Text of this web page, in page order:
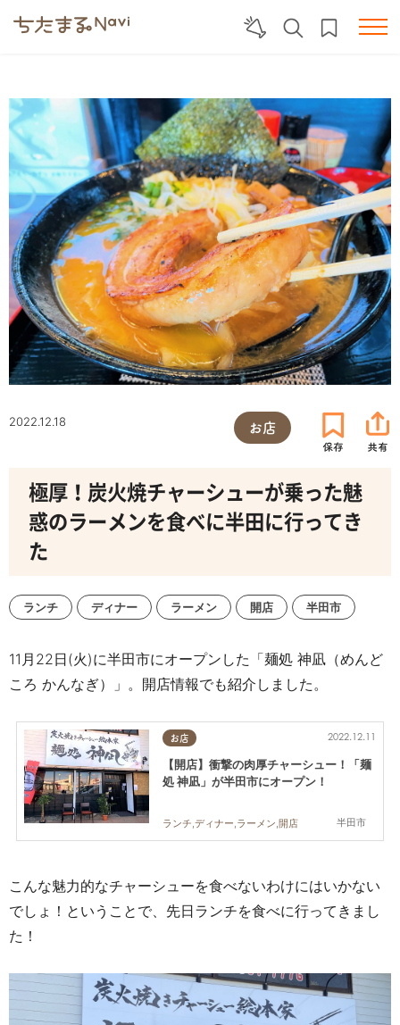
2022.12.18 お店
極厚！炭火焼チャーシューが乗った魅
惑のラーメンを食べに半田に行ってき
た
ランチ ディナー ラーメン 開店 半田市
11月22日(火)に半田市にオープンした 「麺処 神凪（めんど
ころ かんなぎ）」。開店情報でも紹介しました。
お店
半田市
2022.12.11
【開店】衝撃の肉厚チャーシュー！「麺
処 神凪」が半田市にオープン！
ランチ,ディナー,ラーメン,開店
こんな魅力的なチャーシューを食べないわけにはいかない
でしょ！ということで、先日ランチを食べに行ってきまし
た！